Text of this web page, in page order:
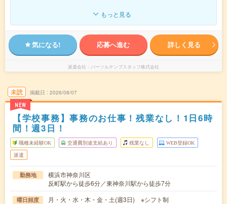
もっと見る
気になる! 応募へ進む 詳しく見る
派遣会社 パーソルテンプスタッフ株式会社
未読
NEW
掲載日 2026/08/07
【学校事務】事務のお仕事！残業なし！1日6時
間！週3日！
職種未経験OK 交通費別途支給あり 残業なし WEB登録OK
派遣
勤務地
横浜市神奈川区
反町駅から徒歩6分／東神奈川駅から徒歩7分
曜日頻度 月・火・水・木・金・土(週3日) ※シフト制